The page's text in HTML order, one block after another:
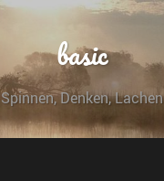
basic
Spinnen, Denken, Lachen